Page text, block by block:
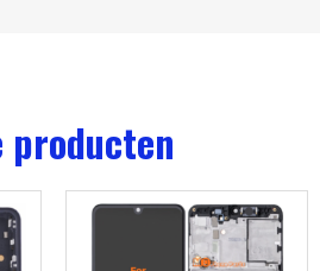
producten